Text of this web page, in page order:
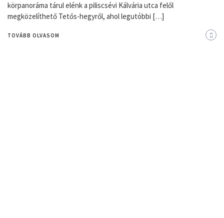
körpanoráma tárul elénk a piliscsévi Kálvária utca felől
megközelíthető Tetős-hegyről, ahol legutóbbi […]
TOVÁBB OLVASOM